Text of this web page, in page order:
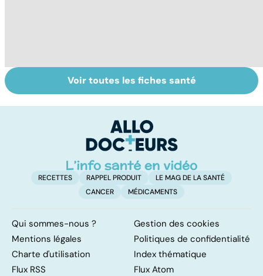
Tout savoir sur le
cancer de la
Mélanome : le
plus redouté des
peau
Voir toutes les fiches santé
RECETTES RAPPEL PRODUIT
LE MAG DE LA SANTÉ
CANCER
MÉDICAMENTS
Qui sommes-nous ?
Gestion des cookies
Mentions légales
Politiques de confidentialité
Charte d'utilisation
Index thématique
Flux RSS
Flux Atom